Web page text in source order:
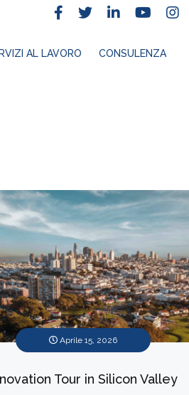
AL LAVORO CONSULENZA
Aprile 15, 2026
Tour in Silicon Valley